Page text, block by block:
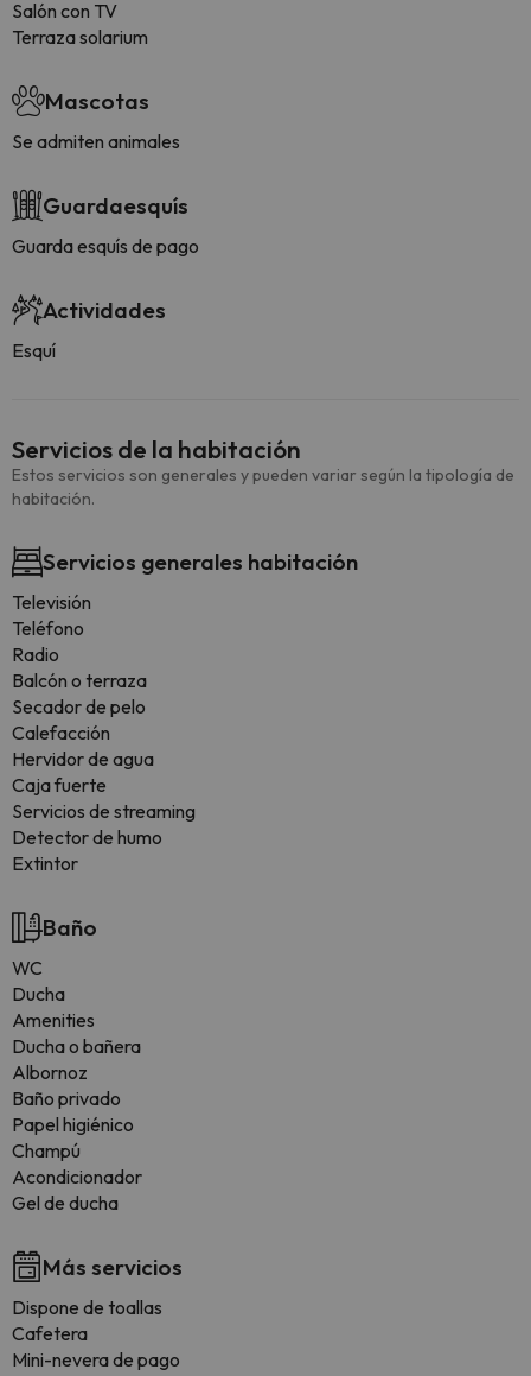
Salón con TV
Terraza solarium
Mascotas
Se admiten animales
Guardaesquís
Guarda esquís de pago
Actividades
Esquí
Servicios de la habitación
Estos servicios son generales y pueden variar según la tipología de
habitación.
Servicios generales habitación
Televisión
Teléfono
Radio
Balcón o terraza
Secador de pelo
Calefacción
Hervidor de agua
Caja fuerte
Servicios de streaming
Detector de humo
Extintor
Baño
WC
Ducha
Amenities
Ducha o bañera
Albornoz
Baño privado
Papel higiénico
Champú
Acondicionador
Gel de ducha
Más servicios
Dispone de toallas
Cafetera
Mini-nevera de pago